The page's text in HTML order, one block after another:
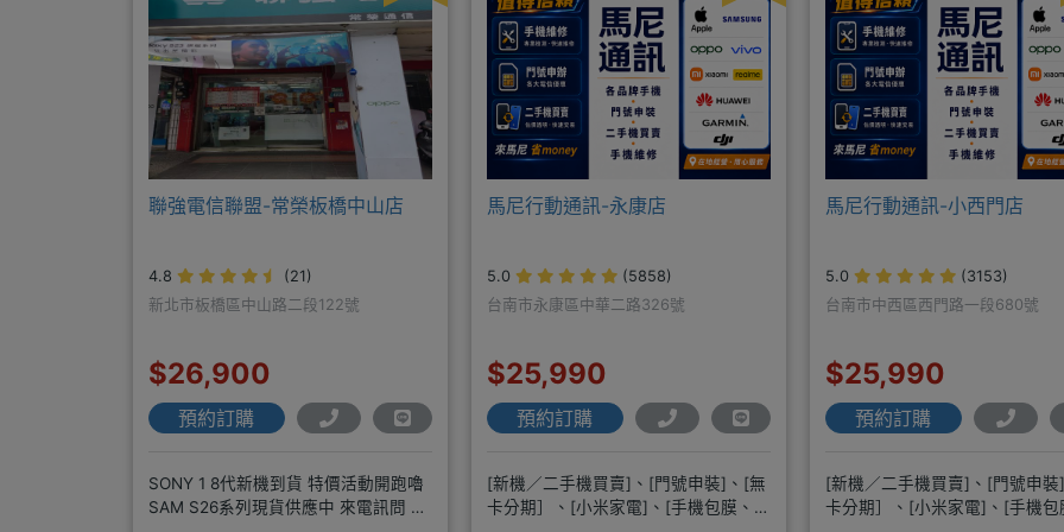
聯強電信聯盟-常榮板橋中山店
4.8
(21)
新北市板橋區中山路二段122號
$26,900
預約訂購
SONY 1 8代新機到貨 特價活動開跑嚕
SAM S26系列現貨供應中 來電訊問 給
馬尼行動通訊-永康店
5.0
(5858)
台南市永康區中華二路326號
$25,990
預約訂購
[新機／二手機買賣]、[門號申裝]、[無
卡分期］、[小米家電]、[手機包膜、維
馬尼行動通訊-小西門店
5.0
(3153)
台南市中西區西門路一段680號
$25,990
預約訂購
[新機／二手機買賣]、[門號申
卡分期］、[小米家電]、[手機包